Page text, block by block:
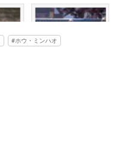
ホウ・ミンハオ